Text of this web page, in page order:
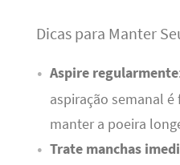
Dicas para Manter
Aspire regularmente
aspiração semanal
manter a poeira
Trate manchas